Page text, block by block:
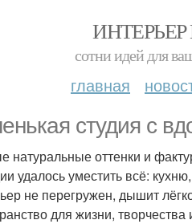
сотни идей для
главная
студия с
натуральные оттенки и
удалось уместить всё:
не перегружен, дышит
для жизни, творчества